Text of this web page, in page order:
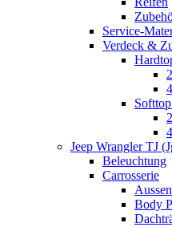
Service-
Verdeck &
Jeep Wrangler TJ
Beleuchtung
Carrosserie
Body